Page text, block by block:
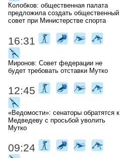
Колобков: общественная палата
предложила создать общественный
совет при Министерстве спорта
16:31
Миронов: Совет федерации не
будет требовать отставки Мутко
12:45
«Ведомости»: сенаторы обратятся к
Медведеву с просьбой уволить
Мутко
09:24